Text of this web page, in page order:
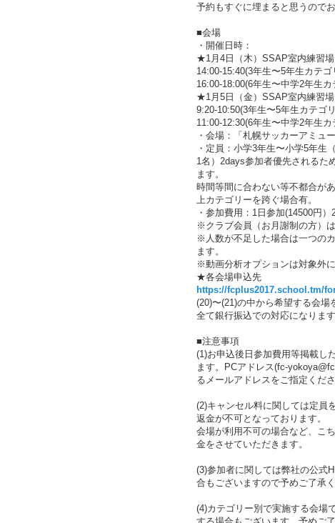
予約もすぐに埋まると思うので
■会場
・開催日時：
★1月4日（木）SSAP室内練習場
14:00-15:40(3年生〜5年生カテゴ
16:00-18:00(6年生〜中学2年生カ
★1月5日（金）SSAP室内練習場
9:20-10:50(3年生〜5年生カテゴリ
11:00-12:30(6年生〜中学2年生カ
・会場：「札幌サッカーアミュ
・定員：小学3年生〜小学5年生
1名）2days参加者優先されるた
ます。
時間等間に合わない等不都合が
上カテゴリーを跨ぐ場合有。
・参加費用：1日参加(14500円）
※クラブ会員（お月謝制の方）
※人数が不足した場合は一つの
ます。
※動画分析オプションは対象外に
★各会場申込先
https://fcplus2017.school.tm/
(20)〜(21)の中から希望する会場
全て銀行振込での対応になりま
■注意事項
(1)お申込後日参加費用等掲載し
ます。PCアドレス(fc-
るメールアドレスをご指定くださ
(2)キャンセル料に関しては定員
返金が不可となっております。
会場が利用不可の場合など、こ
金をさせていただきます。
(3)参加者に関しては弊社の公式
合もございますので予めご了承く
(4)カテゴリー別で実施する会場